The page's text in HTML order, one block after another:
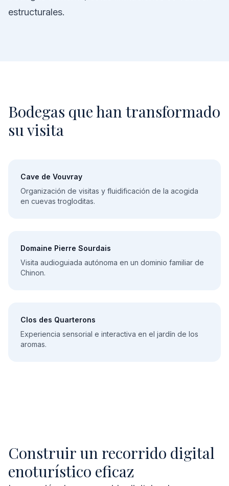
estructurales.
Bodegas que han transformado
su visita
Cave de Vouvray
Organización de visitas y fluidificación de la acogida
en cuevas trogloditas.
Domaine Pierre Sourdais
Visita audioguiada autónoma en un dominio familiar de
Chinon.
Clos des Quarterons
Experiencia sensorial e interactiva en el jardín de los
aromas.
Construir un recorrido digital
enoturístico eficaz